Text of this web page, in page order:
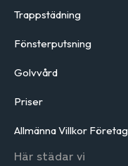
Trappstädning
Fönsterputsning
Golvvård
Priser
Allmänna Villkor Företag
Här städar vi